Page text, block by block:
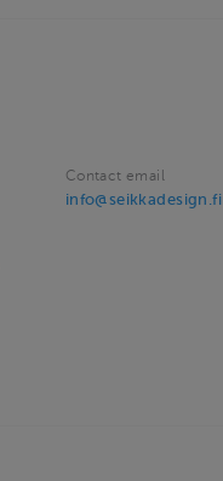
Contact email
info@seikkadesign.fi